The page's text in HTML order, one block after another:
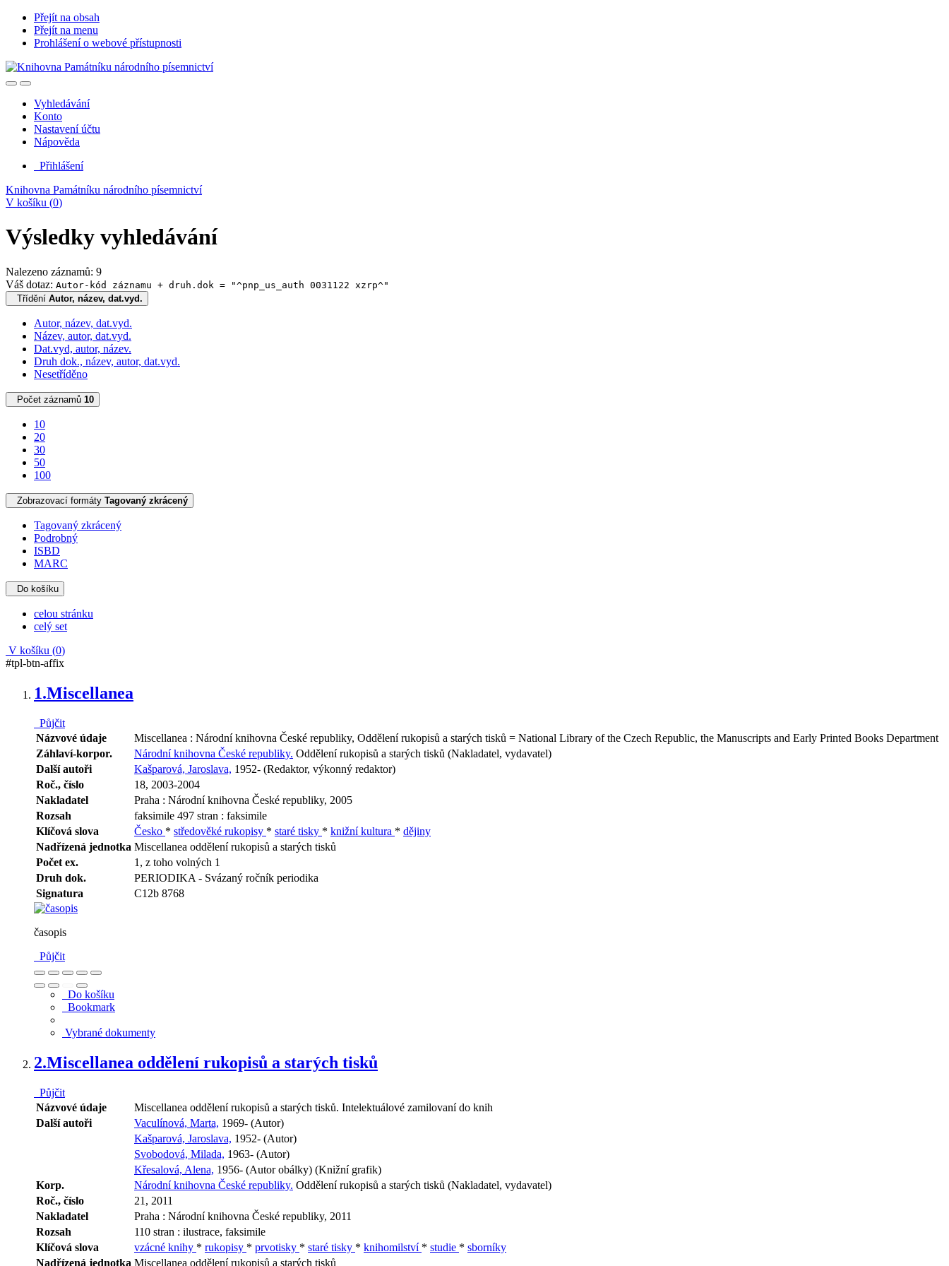
Přejít na obsah
Přejít na menu
Prohlášení o webové přístupnosti
Vyhledávání
Konto
Nastavení účtu
Nápověda
Přihlášení
Knihovna Památníku národního písemnictví
V košíku (0)
Výsledky vyhledávání
Nalezeno záznamů: 9
Váš dotaz: Autor-kód záznamu + druh.dok = "^pnp_us_auth 0031122 xzrp^"
Třídění Autor, název, dat.vyd.
Autor, název, dat.vyd.
Název, autor, dat.vyd.
Dat.vyd, autor, název.
Druh dok., název, autor, dat.vyd.
Nesetříděno
Počet záznamů 10
10
20
30
50
100
Zobrazovací formáty Tagovaný zkrácený
Tagovaný zkrácený
Podrobný
ISBD
MARC
Do košíku
celou stránku
celý set
V košíku (0)
#tpl-btn-affix
1.Miscellanea
Půjčit
Názvové údaje
Miscellanea : Národní knihovna České republiky, Oddělení rukopisů a starých tisků = National Library of the Czech Republic, the Manuscripts and Early Printed Books Department
Záhlaví-korpor.
Národní knihovna České republiky. Oddělení rukopisů a starých tisků (Nakladatel, vydavatel)
Další autoři
Kašparová, Jaroslava, 1952- (Redaktor, výkonný redaktor)
Roč., číslo
18, 2003-2004
Nakladatel
Praha : Národní knihovna České republiky, 2005
Rozsah
faksimile 497 stran : faksimile
Klíčová slova
Česko * středověké rukopisy * staré tisky * knižní kultura * dějiny
Nadřízená jednotka Miscellanea oddělení rukopisů a starých tisků
Počet ex.
1, z toho volných 1
Druh dok.
PERIODIKA - Svázaný ročník periodika
Signatura
C12b 8768
časopis
Půjčit
Do košíku
Bookmark
Vybrané dokumenty
2.Miscellanea oddělení rukopisů a starých tisků
Půjčit
Názvové údaje
Miscellanea oddělení rukopisů a starých tisků. Intelektuálové zamilovaní do knih
Další autoři
Vaculínová, Marta, 1969- (Autor)
Kašparová, Jaroslava, 1952- (Autor)
Svobodová, Milada, 1963- (Autor)
Křesalová, Alena, 1956- (Autor obálky) (Knižní grafik)
Korp.
Národní knihovna České republiky. Oddělení rukopisů a starých tisků (Nakladatel, vydavatel)
Roč., číslo
21, 2011
Nakladatel
Praha : Národní knihovna České republiky, 2011
Rozsah
110 stran : ilustrace, faksimile
Klíčová slova
vzácné knihy * rukopisy * prvotisky * staré tisky * knihomilství * studie * sborníky
Nadřízená jednotka Miscellanea oddělení rukopisů a starých tisků